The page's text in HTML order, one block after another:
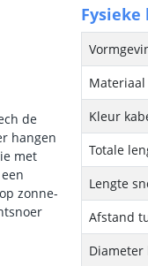
de
hangen
met
zonne-
Materiaal
Kleur
Totale
Lengte
Afstand